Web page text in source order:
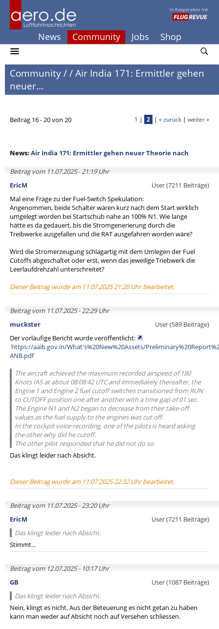
In Kooperation mit
News Community Jobs Shop
Community//Air India 171: Ermittler gehen
neuer...
Beitrag 16 - 20 von 20 1 | 2 | « zurück | weiter »
News: Air India 171: Ermittler gehen neuer Theorie nach
Beitrag vom 11.07.2025 - 21:19 Uhr
EricM
User (7211 Beiträge)
Mal eine Frage zu der Fuel-Switch Spekulation:
Angenommen, beide Schalter wären kurz nach dem Start wirklich
umgelegt worden bei Startschub nahe an 100% N1. Wie lange
hätte es da gedauert, bis die Stromgenerierung durch die
Treibwerke ausgefallen und die RAT ausgefahren worden wäre?
Wird die Stromerzeugung schlagartig mit dem Umlegen der Fuel
Cutoffs abgeschaltet oder erst, wenn das jeweilige Triebwerk die
Leerlaufdrehzahl unterschreitet?
Dieser Beitrag wurde am 11.07.2025 21:20 Uhr bearbeitet.
Beitrag vom 11.07.2025 - 22:29 Uhr
muckster
User (589 Beiträge)
Der vorläufige Bericht wurde veröffentlicht:
https://aaib.gov.in/What's%20New%20Assets/
ANB.pdf
The aircraft achieved the maximum recorded airspeed of 180
Knots IAS at about 08:08:42 UTC and immediately thereafter, the
Engine 1 and Engine 2 fuel cutoff switches transitioned from RUN
to CUTOFF position one after another with a time gap of 01 sec.
The Engine N1 and N2 began to decrease from their take-off
values as the fuel supply to the engines was cut off.
In the cockpit voice recording, one of the pilots is heard asking
the other why did he cutoff.
The other pilot responded that he did not do so.
Das klingt leider nach Absicht.
Dieser Beitrag wurde am 11.07.2025 22:32 Uhr bearbeitet.
Beitrag vom 11.07.2025 - 23:20 Uhr
EricM
User (7211 Beiträge)
Das klingt leider nach Absicht.
Stimmt...
Beitrag vom 12.07.2025 - 10:17 Uhr
GB
User (1087 Beiträge)
Das klingt leider nach Absicht.
Nein, klingt es nicht. Aus der Beteuerung es nicht getan zu haben
kann man weder auf Absicht noch auf Versehen schliessen.